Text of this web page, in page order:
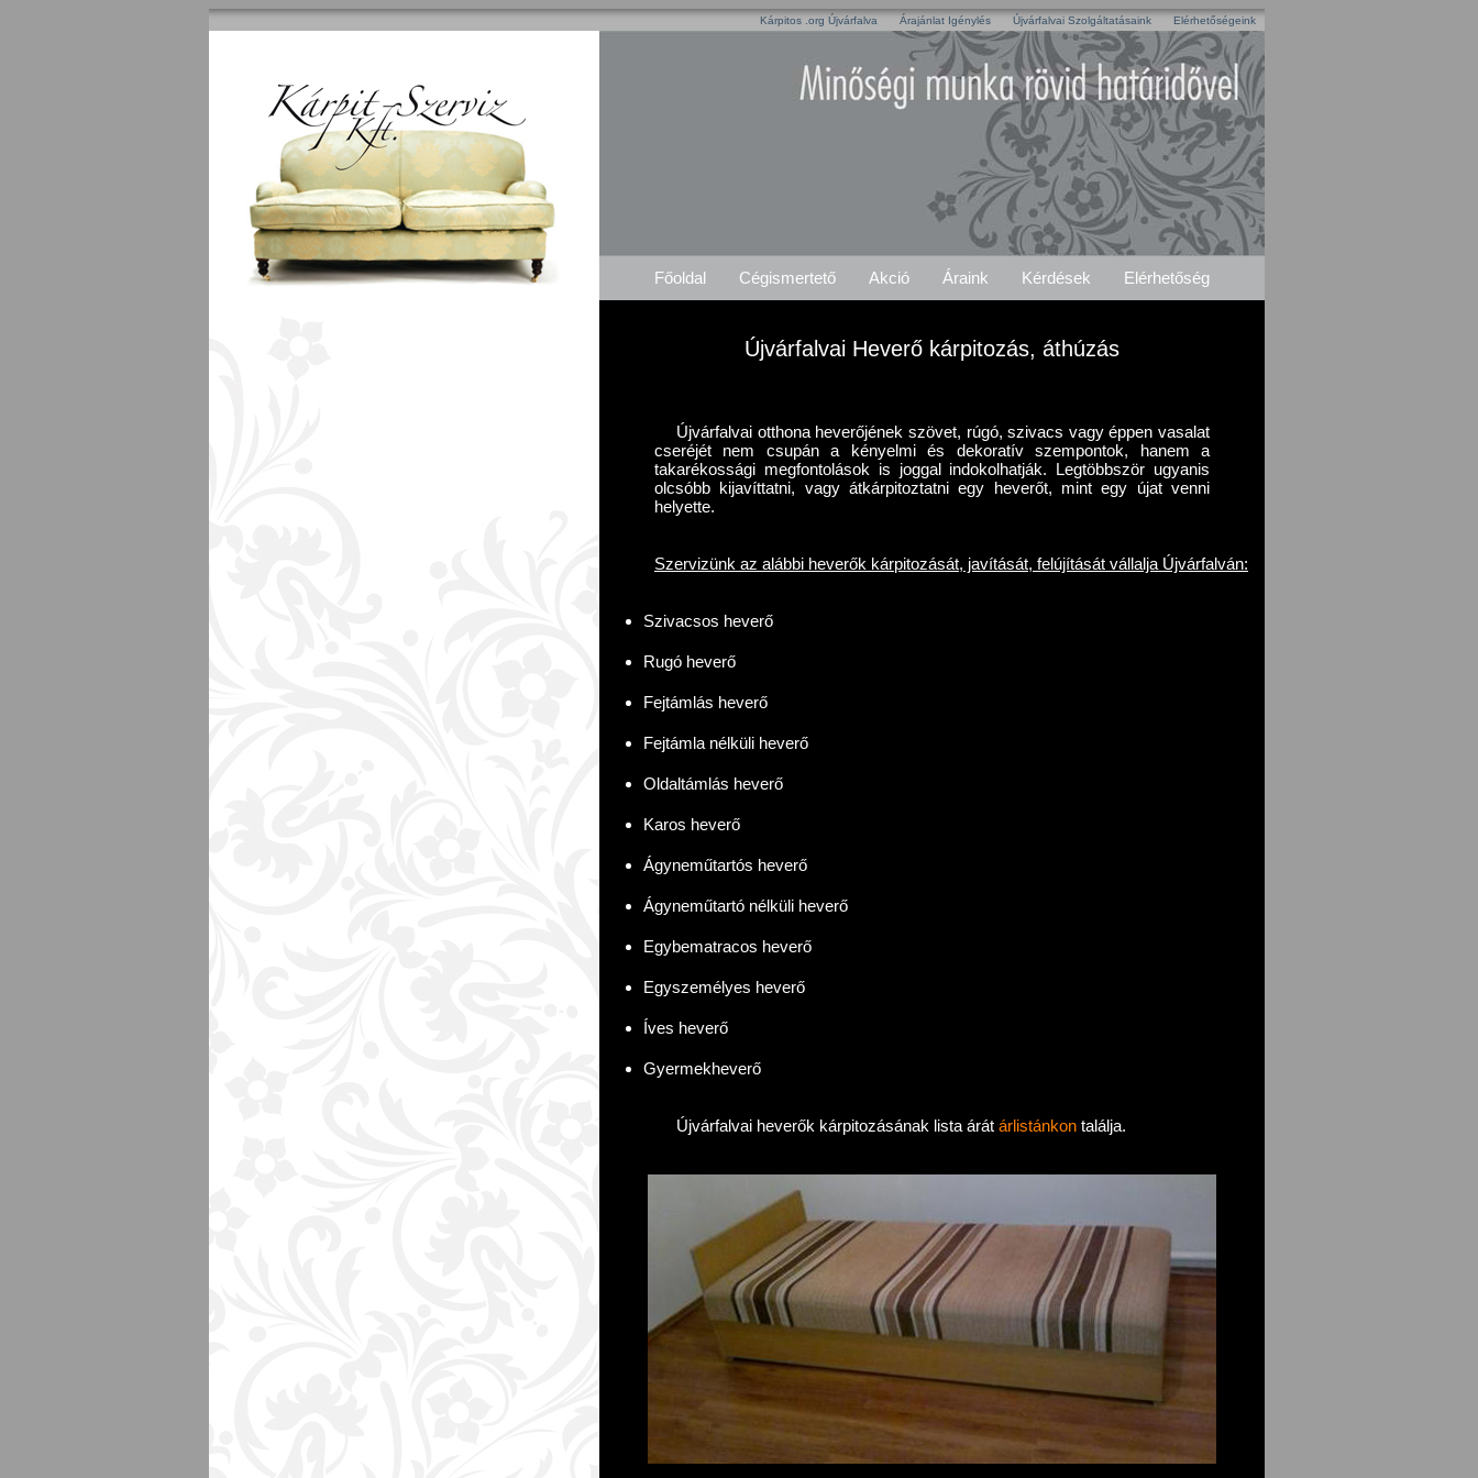
Kárpitos .org Újvárfalva Árajánlat Igénylés Újvárfalvai Szolgáltatásaink Elérhetőségeink
Főoldal Cégismertető Akció Áraink Kérdések Elérhetőség
Újvárfalvai Heverő kárpitozás, áthúzás
Újvárfalvai otthona heverőjének szövet, rúgó, szivacs vagy éppen vasalat
cseréjét nem csupán a kényelmi és dekoratív szempontok, hanem a
takarékossági megfontolások is joggal indokolhatják. Legtöbbször ugyanis
olcsóbb kijavíttatni, vagy átkárpitoztatni egy heverőt, mint egy újat venni
helyette.
Szervizünk az alábbi heverők kárpitozását, javítását, felújítását vállalja Újvárfalván:
Szivacsos heverő
Rugó heverő
Fejtámlás heverő
Fejtámla nélküli heverő
Oldaltámlás heverő
Karos heverő
Ágyneműtartós heverő
Ágyneműtartó nélküli heverő
Egybematracos heverő
Egyszemélyes heverő
Íves heverő
Gyermekheverő
Újvárfalvai heverők kárpitozásának lista árát árlistánkon találja.